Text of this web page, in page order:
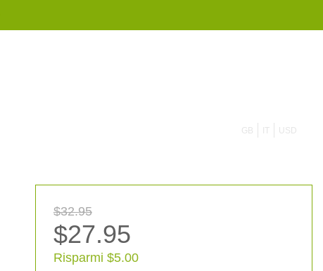
GB IT USD
$32.95
$27.95
Risparmi $5.00